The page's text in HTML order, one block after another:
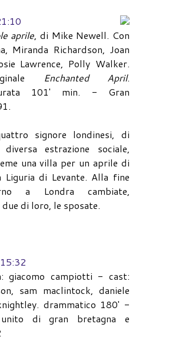
aprile, di Mike Newell. Con
Miranda Richardson, Joan
Lawrence, Polly Walker.
Enchanted April.
101' min. - Gran
signore londinesi, di
estrazione sociale,
una villa per un aprile di
Liguria di Levante. Alla fine
a Londra cambiate,
di loro, le sposate.
giacomo campiotti - cast:
sam maclintock, daniele
drammatico 180' -
unito di gran bretagna e